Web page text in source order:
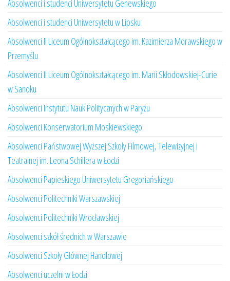
Absolwenci i studenci Uniwersytetu Genewskiego
Absolwenci i studenci Uniwersytetu w Lipsku
Absolwenci II Liceum Ogólnokształcącego im. Kazimierza Morawskiego w
Przemyślu
Absolwenci II Liceum Ogólnokształcącego im. Marii Skłodowskiej-Curie
w Sanoku
Absolwenci Instytutu Nauk Politycznych w Paryżu
Absolwenci Konserwatorium Moskiewskiego
Absolwenci Państwowej Wyższej Szkoły Filmowej, Telewizyjnej i
Teatralnej im. Leona Schillera w Łodzi
Absolwenci Papieskiego Uniwersytetu Gregoriańskiego
Absolwenci Politechniki Warszawskiej
Absolwenci Politechniki Wrocławskiej
Absolwenci szkół średnich w Warszawie
Absolwenci Szkoły Głównej Handlowej
Absolwenci uczelni w Łodzi